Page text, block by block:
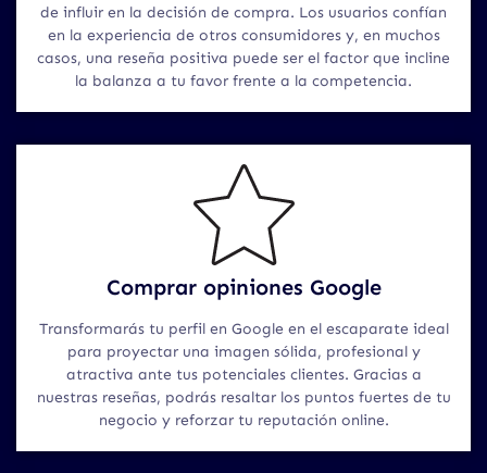
de influir en la decisión de compra. Los usuarios confían
en la experiencia de otros consumidores y, en muchos
casos, una reseña positiva puede ser el factor que incline
la balanza a tu favor frente a la competencia.
Comprar opiniones Google
Transformarás tu perfil en Google en el escaparate ideal
para proyectar una imagen sólida, profesional y
atractiva ante tus potenciales clientes. Gracias a
nuestras reseñas, podrás resaltar los puntos fuertes de tu
negocio y reforzar tu reputación online.